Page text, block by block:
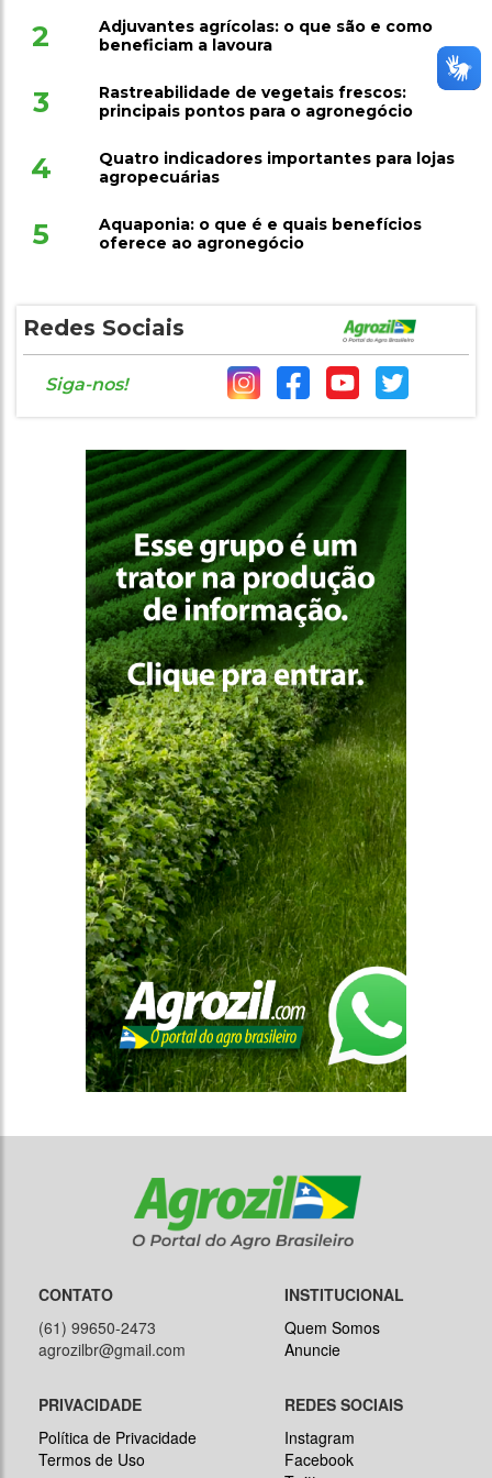
2
Adjuvantes agrícolas: o que são e como
beneficiam a lavoura
3
Rastreabilidade de vegetais frescos:
principais pontos para o agronegócio
4
Quatro indicadores importantes para lojas
agropecuárias
5
Aquaponia: o que é e quais benefícios
oferece ao agronegócio
Redes Sociais
Siga-nos!
CONTATO
(61) 99650-2473
agrozilbr@gmail.com
INSTITUCIONAL
Quem Somos
Anuncie
PRIVACIDADE
Política de Privacidade
Termos de Uso
REDES SOCIAIS
Instagram
Facebook